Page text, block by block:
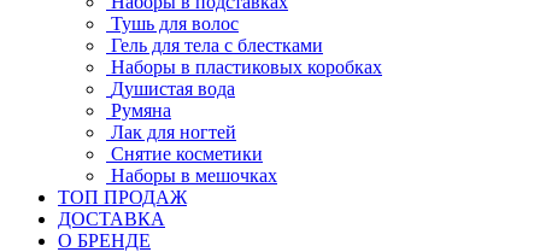
Тушь для волос
Гель для тела с блестками
Наборы в пластиковых коробках
Душистая вода
Румяна
Лак для ногтей
Снятие косметики
Наборы в мешочках
ТОП ПРОДАЖ
ДОСТАВКА
О БРЕНДЕ